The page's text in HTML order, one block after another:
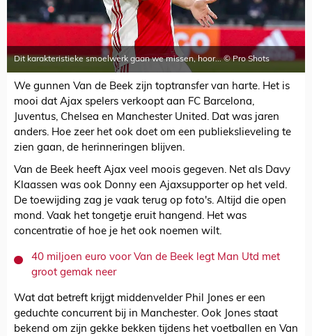
Dit karakteristieke smoelwerk gaan we missen, hoor... © Pro Shots
We gunnen Van de Beek zijn toptransfer van harte. Het is
mooi dat Ajax spelers verkoopt aan FC Barcelona,
Juventus, Chelsea en Manchester United. Dat was jaren
anders. Hoe zeer het ook doet om een publiekslieveling te
zien gaan, de herinneringen blijven.
Van de Beek heeft Ajax veel moois gegeven. Net als Davy
Klaassen was ook Donny een Ajaxsupporter op het veld.
De toewijding zag je vaak terug op foto's. Altijd die open
mond. Vaak het tongetje eruit hangend. Het was
concentratie of hoe je het ook noemen wilt.
40 miljoen euro voor Van de Beek legt Man Utd met
groot gemak neer
Wat dat betreft krijgt middenvelder Phil Jones er een
geduchte concurrent bij in Manchester. Ook Jones staat
bekend om zijn gekke bekken tijdens het voetballen en Van